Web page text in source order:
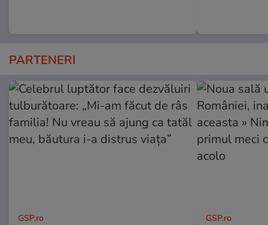
PARTENERI
GSP.ro GSP.ro